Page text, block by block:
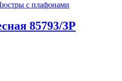
с плафонами
85793/3P